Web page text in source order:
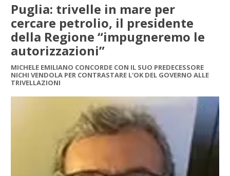
Puglia: trivelle in mare per
cercare petrolio, il presidente
della Regione “impugneremo le
autorizzazioni”
MICHELE EMILIANO CONCORDE CON IL SUO PREDECESSORE
NICHI VENDOLA PER CONTRASTARE L'OK DEL GOVERNO ALLE
TRIVELLAZIONI